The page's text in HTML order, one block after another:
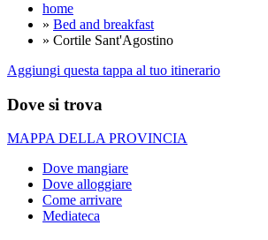
home
» Bed and breakfast
» Cortile Sant'Agostino
Aggiungi questa tappa al tuo itinerario
Dove si trova
MAPPA DELLA PROVINCIA
Dove mangiare
Dove alloggiare
Come arrivare
Mediateca